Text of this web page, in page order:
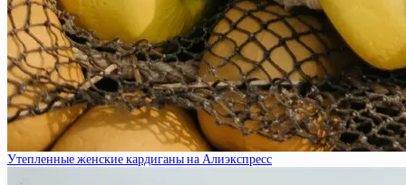
Утепленные женские кардиганы на Алиэкспресс